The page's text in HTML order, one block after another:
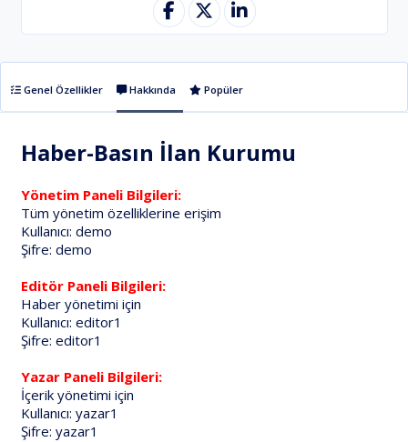
Genel Özellikler Hakkında Popüler
Haber-Basın İlan Kurumu
Yönetim Paneli Bilgileri:
Tüm yönetim özelliklerine erişim
Kullanıcı: demo
Şifre: demo
Editör Paneli Bilgileri:
Haber yönetimi için
Kullanıcı: editor1
Şifre: editor1
Yazar Paneli Bilgileri:
İçerik yönetimi için
Kullanıcı: yazar1
Şifre: yazar1